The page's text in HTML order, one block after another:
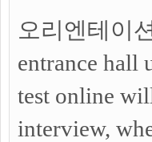
오리엔테이
entrance hall
test online
interview,